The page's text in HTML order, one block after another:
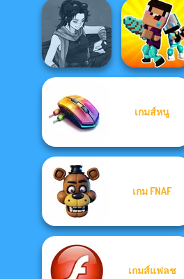
Grand Cyber City
Mahjong at
Home -
Christmas Ed...
Manga Creator
Star Wars: Page...
Noob vs Pro
เกมส์หนู
เกม FNAF
เกมส์แฟลช